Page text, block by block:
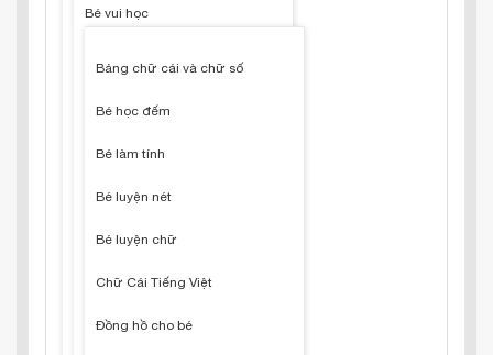
Bé vui học
Bảng chữ cái và chữ số
Bé học đếm
Bé làm tính
Bé luyện nét
Bé luyện chữ
Chữ Cái Tiếng Việt
Đồng hồ cho bé